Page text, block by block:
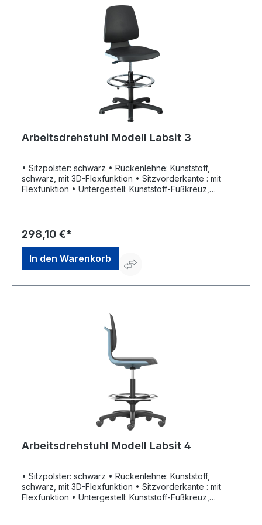
Arbeitsdrehstuhl Modell Labsit 3
• Sitzpolster: schwarz • Rückenlehne: Kunststoff,
schwarz, mit 3D-Flexfunktion • Sitzvorderkante : mit
Flexfunktion • Untergestell: Kunststoff-Fußkreuz,
resistent gegen alle gängigen Desinfektionsmittel und
Chemikalien nach ISO 2812 • Reinraumgeeignet: für den
Einsatz in Reinräumen der Klasse 3 nach ISO 146441-1 •
Biotechnologie-Labor geeignet: entspricht den
Sicherheitsklassen S1, S2, S3 der Biostoff-Verordnung •
Schadstofffrei: keine Giftstoffe und Emissionen
298,10 €*
In den Warenkorb
Arbeitsdrehstuhl Modell Labsit 4
• Sitzpolster: schwarz • Rückenlehne: Kunststoff,
schwarz, mit 3D-Flexfunktion • Sitzvorderkante : mit
Flexfunktion • Untergestell: Kunststoff-Fußkreuz,